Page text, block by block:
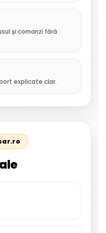
și comanzi fără
explicate clar.